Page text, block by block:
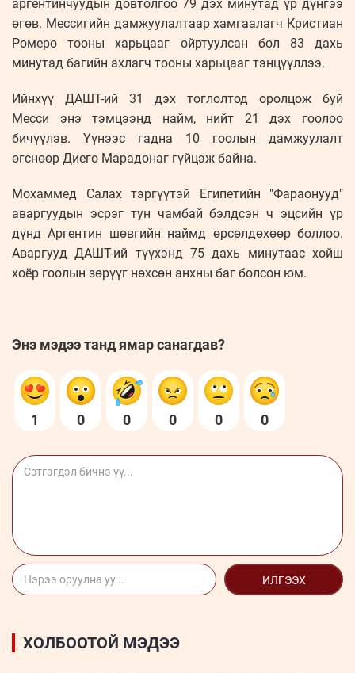
аргентинчуудын довтолгоо 79 дэх минутад үр дүнгээ
өгөв. Мессигийн дамжуулалтаар хамгаалагч Кристиан
Ромеро тооны харьцааг ойртуулсан бол 83 дахь
минутад багийн ахлагч тооны харьцааг тэнцүүллээ.
Ийнхүү ДАШТ-ий 31 дэх тоглолтод оролцож буй
Месси энэ тэмцээнд найм, нийт 21 дэх гоолоо
бичүүлэв. Үүнээс гадна 10 гоолын дамжуулалт
өгснөөр Диего Марадонаг гүйцэж байна.
Мохаммед Салах тэргүүтэй Египетийн "Фараонууд"
аваргуудын эсрэг тун чамбай бэлдсэн ч эцсийн үр
дүнд Аргентин шөвгийн наймд өрсөлдөхөөр боллоо.
Аваргууд ДАШТ-ий түүхэнд 75 дахь минутаас хойш
хоёр гоолын зөрүүг нөхсөн анхны баг болсон юм.
Энэ мэдээ танд ямар санагдав?
1 0 0 0 0 0
ИЛГЭЭХ
ХОЛБООТОЙ МЭДЭЭ